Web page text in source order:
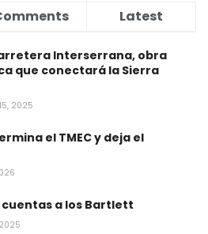
Latest
Interserrana, obra
que conectará la Sierra
2025
el TMEC y deja el
a los Bartlett